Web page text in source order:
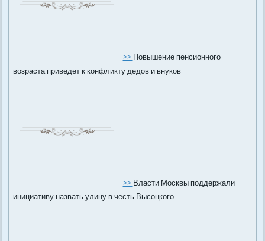
>>Повышение пенсионного
возраста приведет к конфликту дедов и внуков
>>Власти Москвы поддержали
инициативу назвать улицу в честь Высоцкого